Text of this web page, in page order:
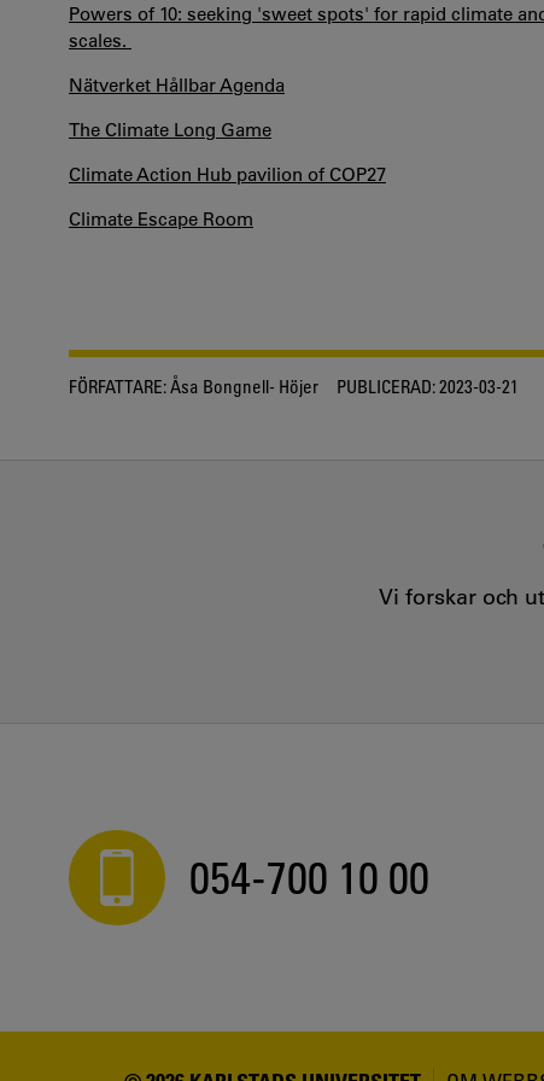
Powers of 10: seeking 'sweet spots' for rapid climate
scales.
Nätverket Hållbar Agenda
The Climate Long Game
Climate Action Hub pavilion of COP27
Climate Escape Room
FÖRFATTARE: Åsa Bongnell- Höjer PUBLICERAD:2023-03-21
Vi forskar och
054-700 10 00